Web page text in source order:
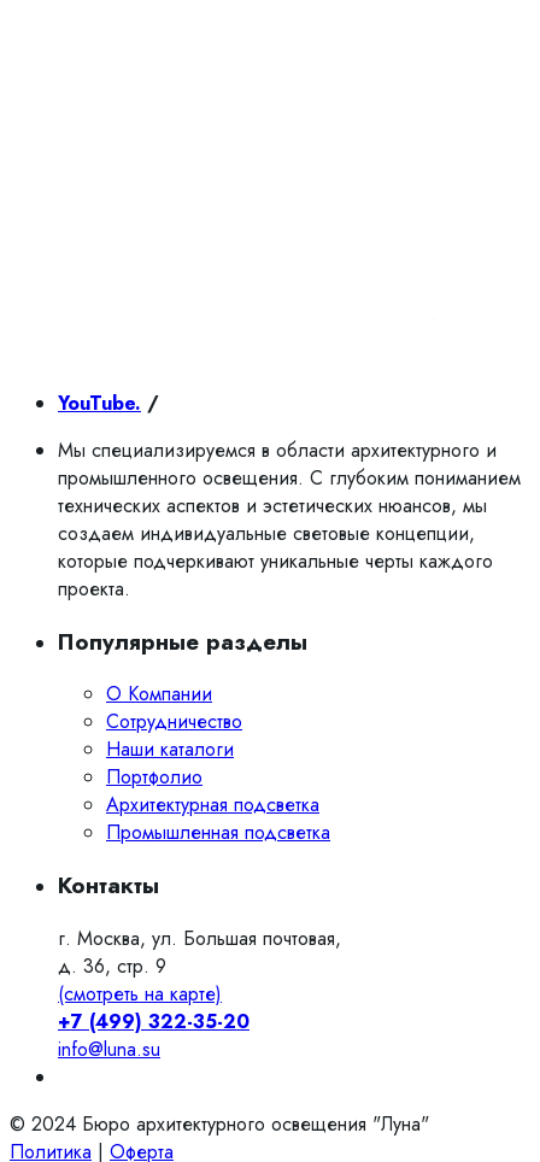
YouTube. /
Мы специализируемся в области архитектурного и
промышленного освещения. С глубоким пониманием
технических аспектов и эстетических нюансов, мы
создаем индивидуальные световые концепции,
которые подчеркивают уникальные черты каждого
проекта.
Популярные разделы
О Компании
Сотрудничество
Наши каталоги
Портфолио
Архитектурная подсветка
Промышленная подсветка
Контакты
г. Москва, ул. Большая почтовая,
д. 36, стр. 9
(смотреть на карте)
+7 (499) 322-35-20
info@luna.su
© 2024 Бюро архитектурного освещения "Луна"
Политика | Оферта